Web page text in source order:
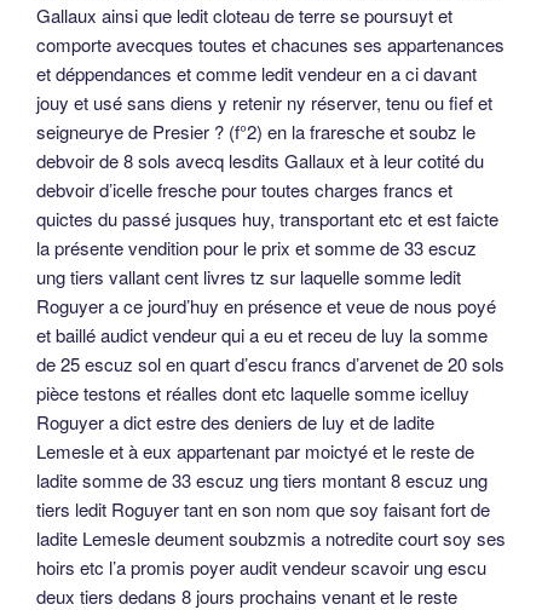
Gallaux ainsi que ledit cloteau de terre se poursuyt et
comporte avecques toutes et chacunes ses appartenances
et déppendances et comme ledit vendeur en a ci davant
jouy et usé sans diens y retenir ny réserver, tenu ou fief et
seigneurye de Presier ? (f°2) en la fraresche et soubz le
debvoir de 8 sols avecq lesdits Gallaux et à leur cotité du
debvoir d’icelle fresche pour toutes charges francs et
quictes du passé jusques huy, transportant etc et est faicte
la présente vendition pour le prix et somme de 33 escuz
ung tiers vallant cent livres tz sur laquelle somme ledit
Roguyer a ce jourd’huy en présence et veue de nous poyé
et baillé audict vendeur qui a eu et receu de luy la somme
de 25 escuz sol en quart d’escu francs d’arvenet de 20 sols
pièce testons et réalles dont etc laquelle somme icelluy
Roguyer a dict estre des deniers de luy et de ladite
Lemesle et à eux appartenant par moictyé et le reste de
ladite somme de 33 escuz ung tiers montant 8 escuz ung
tiers ledit Roguyer tant en son nom que soy faisant fort de
ladite Lemesle deument soubzmis a notredite court soy ses
hoirs etc l’a promis poyer audit vendeur scavoir ung escu
deux tiers dedans 8 jours prochains venant et le reste